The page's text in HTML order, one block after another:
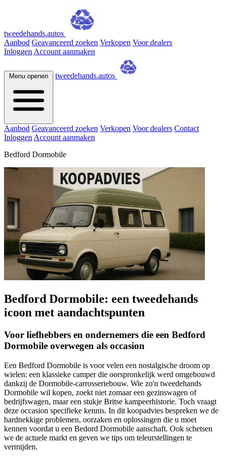
tweedehands.autos
Aanbod Geavanceerd zoeken Verkopen Voor dealers
Inloggen Account aanmaken
Menu openen tweedehands.autos
Aanbod Geavanceerd zoeken Verkopen Voor dealers Contact
Inloggen Account aanmaken
Bedford Dormobile
Bedford Dormobile: een tweedehands
icoon met aandachtspunten
Voor liefhebbers en ondernemers die een Bedford
Dormobile overwegen als occasion
Een Bedford Dormobile is voor velen een nostalgische droom op
wielen: een klassieke camper die oorspronkelijk werd omgebouwd
dankzij de Dormobile-carrosseriebouw. Wie zo'n tweedehands
Dormobile wil kopen, zoekt niet zomaar een gezinswagen of
bedrijfswagen, maar een stukje Britse kampeerhistorie. Toch vraagt
deze occasion specifieke kennis. In dit koopadvies bespreken we de
hardnekkige problemen, oorzaken en oplossingen die u moet
kennen voordat u een Bedord Dormobile aanschaft. Ook schetsen
we de actuele markt en geven we tips om teleurstellingen te
vermijden.